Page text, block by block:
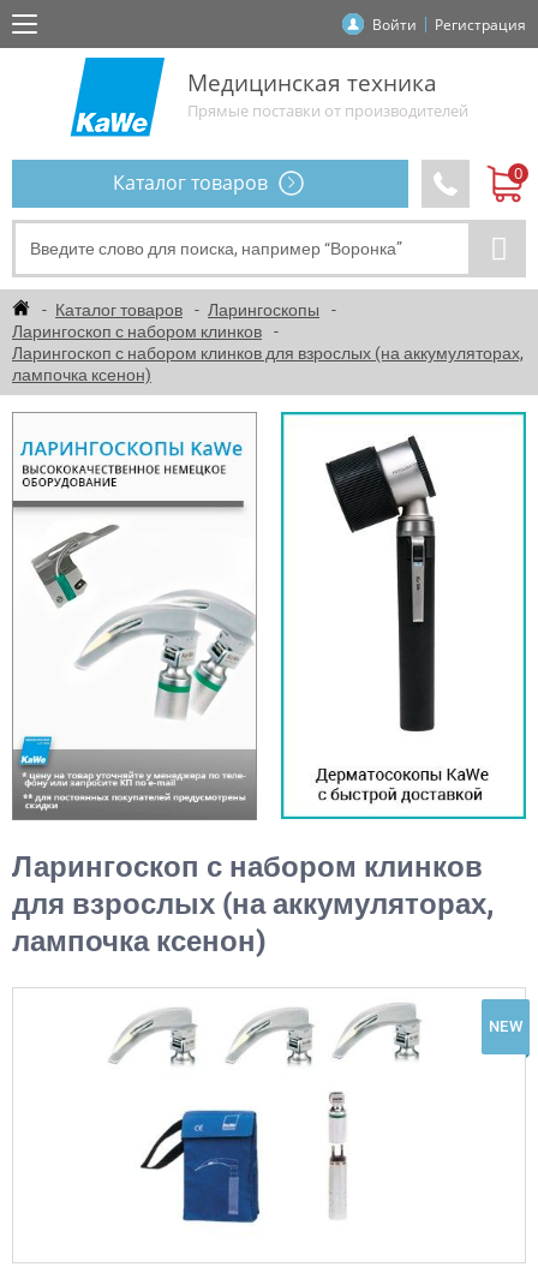
Войти Регистрация
Медицинская техника
Прямые поставки от производителей
Каталог товаров
Каталог товаров
Ларингоскопы
Ларингоскоп с набором клинков
Ларингоскоп с набором клинков для взрослых (на аккумуляторах,
лампочка ксенон)
Ларингоскоп с набором клинков
для взрослых (на аккумуляторах,
лампочка ксенон)
NEW